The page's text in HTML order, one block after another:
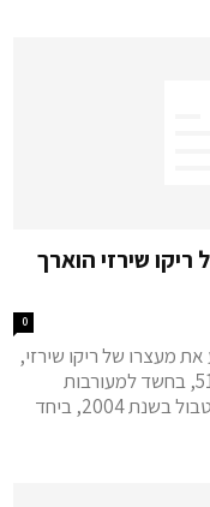
של ריקו שירזי הוארך
0
מעצרו של ריקו שירזי,
שנעצר, במסגרת פרשה 512, בחשד למעורבות
בניסיון לרצוח את אסי אבוטבול בשנת 2004, ביחד